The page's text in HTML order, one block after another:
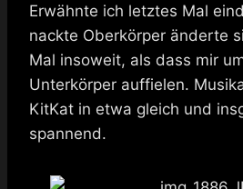
Erwähnte ich letztes Mal
nackte Oberkörper änderte
Mal insoweit, als dass mir
Unterkörper auffielen.
KitKat in etwa gleich und
spannend.